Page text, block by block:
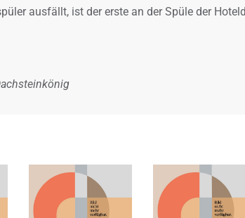
ausfällt, ist der erste an der Spüle der